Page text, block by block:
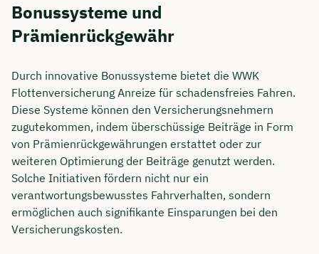
Bonussysteme und
Prämienrückgewähr
Durch innovative Bonussysteme bietet die WWK
Flottenversicherung Anreize für schadensfreies Fahren.
Diese Systeme können den Versicherungsnehmern
zugutekommen, indem überschüssige Beiträge in Form
von Prämienrückgewährungen erstattet oder zur
weiteren Optimierung der Beiträge genutzt werden.
Solche Initiativen fördern nicht nur ein
verantwortungsbewusstes Fahrverhalten, sondern
ermöglichen auch signifikante Einsparungen bei den
Versicherungskosten.